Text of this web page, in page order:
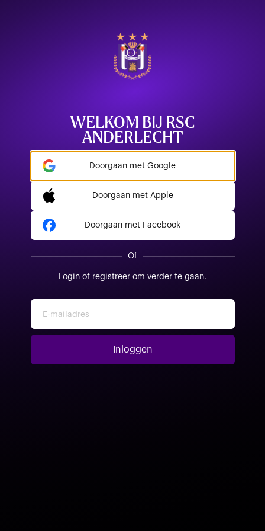
WELKOM BIJ RSC
ANDERLECHT
Doorgaan met Google
Doorgaan met Apple
Doorgaan met Facebook
Of
Login of registreer om verder te gaan.
E-mailadres
Inloggen